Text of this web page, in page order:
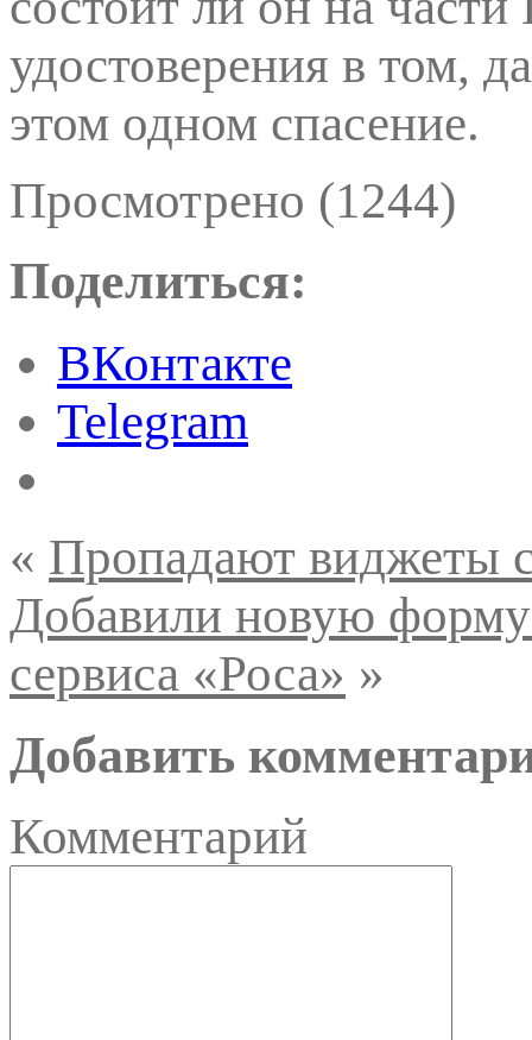
удостоверения в том,
этом одном спасение.
Просмотрено (1244)
Поделиться:
ВКонтакте
Telegram
« Пропадают виджеты
Добавили новую форму
сервиса «Роса» »
Добавить
Комментарий